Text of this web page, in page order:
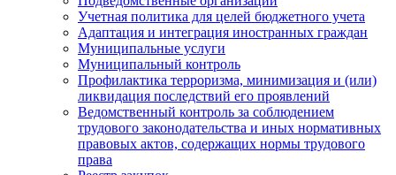
Учетная политика для целей бюджетного учета
Адаптация и интеграция иностранных граждан
Муниципальные услуги
Муниципальный контроль
Профилактика терроризма, минимизация и (или)
ликвидация последствий его проявлений
Ведомственный контроль за соблюдением
трудового законодательства и иных нормативных
правовых актов, содержащих нормы трудового
права